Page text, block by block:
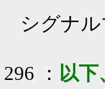
シグナ
296 ： 以